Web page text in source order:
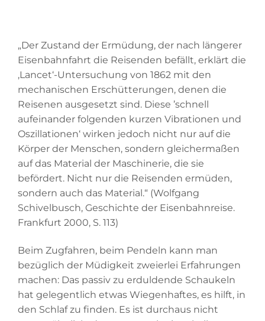
„Der Zustand der Ermüdung, der nach längerer
Eisenbahnfahrt die Reisenden befällt, erklärt die
‚Lancet‘-Untersuchung von 1862 mit den
mechanischen Erschütterungen, denen die
Reisenen ausgesetzt sind. Diese ’schnell
aufeinander folgenden kurzen Vibrationen und
Oszillationen‘ wirken jedoch nicht nur auf die
Körper der Menschen, sondern gleichermaßen
auf das Material der Maschinerie, die sie
befördert. Nicht nur die Reisenden ermüden,
sondern auch das Material.“ (Wolfgang
Schivelbusch, Geschichte der Eisenbahnreise.
Frankfurt 2000, S. 113)
Beim Zugfahren, beim Pendeln kann man
bezüglich der Müdigkeit zweierlei Erfahrungen
machen: Das passiv zu erduldende Schaukeln
hat gelegentlich etwas Wiegenhaftes, es hilft, in
den Schlaf zu finden. Es ist durchaus nicht